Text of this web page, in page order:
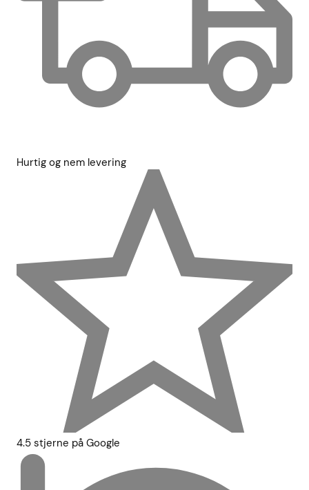
Hurtig og nem levering
4.5 stjerne på Google